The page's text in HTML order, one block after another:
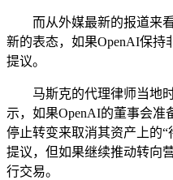
而从外媒最新的报道来看
新的表态，如果OpenAI保持
提议。
马斯克的代理律师当地时
示，如果OpenAI的董事会准
停止转变来取消其资产上的
提议，但如果继续推动转向
行交易。